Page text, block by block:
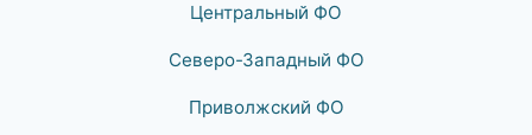
Центральный ФО
Северо-Западный ФО
Приволжский ФО